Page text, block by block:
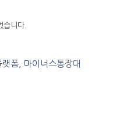
습니다.
폼, 마이너스통장대